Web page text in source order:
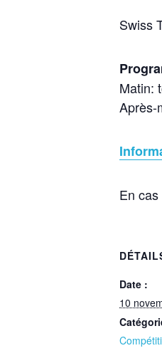
Swiss
Matin:
Après-
En
Date :
10